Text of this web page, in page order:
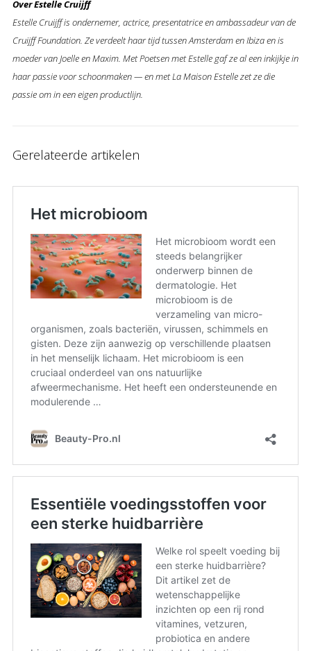
Over Estelle Cruijff
Estelle Cruijff is ondernemer, actrice, presentatrice en ambassadeur van de
Cruijff Foundation. Ze verdeelt haar tijd tussen Amsterdam en Ibiza en is
moeder van Joelle en Maxim. Met Poetsen met Estelle gaf ze al een inkijkje in
haar passie voor schoonmaken — en met La Maison Estelle zet ze die
passie om in een eigen productlijn.
Gerelateerde artikelen